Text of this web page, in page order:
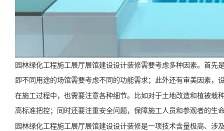
园林绿化工程施工展厅展馆建设设计装修需要考虑多种因素。首
即不同用途的场馆需要考虑不同的功能需求；此外还有审美因素
在施工过程中，也需要注意各种细节。比如对于土地改造和植被
高标准把控；同时还要注重安全问题，保障施工人员和参观者的生
园林绿化工程施工展厅展馆建设设计装修是一项技术含量极高、